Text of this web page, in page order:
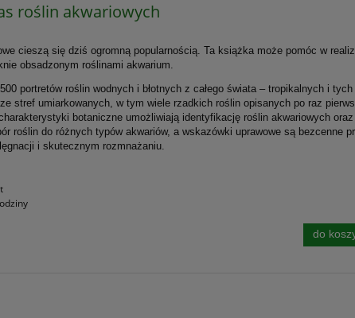
roślin akwariowych
cieszą się dziś ogromną popularnością. Ta książka może pomóc w
obsadzonym roślinami akwarium.
portretów roślin wodnych i błotnych z całego świata – tropikalnych i tych
stref umiarkowanych, w tym wiele rzadkich roślin opisanych po raz
botaniczne umożliwiają identyfikację roślin akwariowych oraz
roślin do różnych typów akwariów, a wskazówki uprawowe są bezcenne
i skutecznym rozmnażaniu.
do